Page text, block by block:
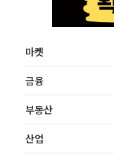
마켓
금융
부동산
산업